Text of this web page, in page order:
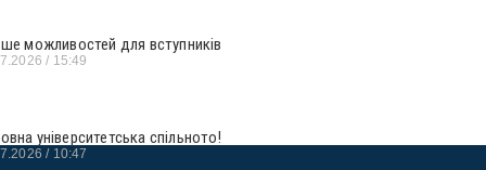
можливостей для вступників
15:49
університетська спільното!
10:47